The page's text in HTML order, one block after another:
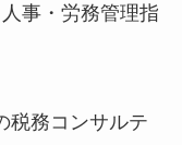
事・労務管理指
税務コンサルテ